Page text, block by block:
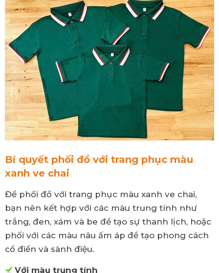
Bí quyết phối đồ với trang phục màu
xanh ve chai
Để phối đồ với trang phục màu xanh ve chai,
bạn nên kết hợp với các màu trung tính như
trắng, đen, xám và be để tạo sự thanh lịch, hoặc
phối với các màu nâu ấm áp để tạo phong cách
cổ điển và sành điệu.
Với màu trung tính